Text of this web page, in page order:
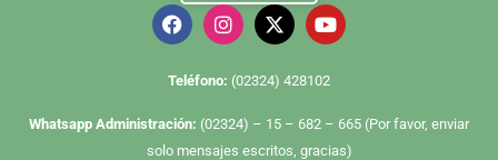
Te léfono: (02324) 428102
Whatsapp Administración: (02324) – 15 – 682 – 665 (Por favor, enviar
solo mensajes escritos, gracias)